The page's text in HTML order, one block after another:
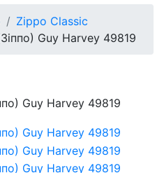
Zippo Classic
Guy Harvey 49819